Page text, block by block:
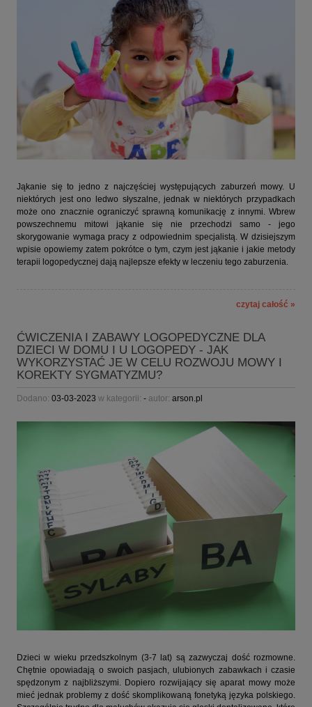
Jąkanie się to jedno z najczęściej występujących zaburzeń mowy. U
niektórych jest ono ledwo słyszalne, jednak w niektórych przypadkach
może ono znacznie ograniczyć sprawną komunikację z innymi. Wbrew
powszechnemu mitowi jąkanie się nie przechodzi samo - jego
skorygowanie wymaga pracy z odpowiednim specjalistą. W dzisiejszym
wpisie opowiemy zatem pokrótce o tym, czym jest jąkanie i jakie metody
terapii logopedycznej dają najlepsze efekty w leczeniu tego zaburzenia.
czytaj całość »
ĆWICZENIA I ZABAWY LOGOPEDYCZNE DLA
DZIECI W DOMU I U LOGOPEDY - JAK
WYKORZYSTAĆ JE W CELU ROZWOJU MOWY I
KOREKTY SYGMATYZMU?
Dodano: 03-03-2023 w kategorii: - autor: arson.pl
Dzieci w wieku przedszkolnym (3-7 lat) są zazwyczaj dość rozmowne.
Chętnie opowiadają o swoich pasjach, ulubionych zabawkach i czasie
spędzonym z najbliższymi. Dopiero rozwijający się aparat mowy może
mieć jednak problemy z dość skomplikowaną fonetyką języka polskiego.